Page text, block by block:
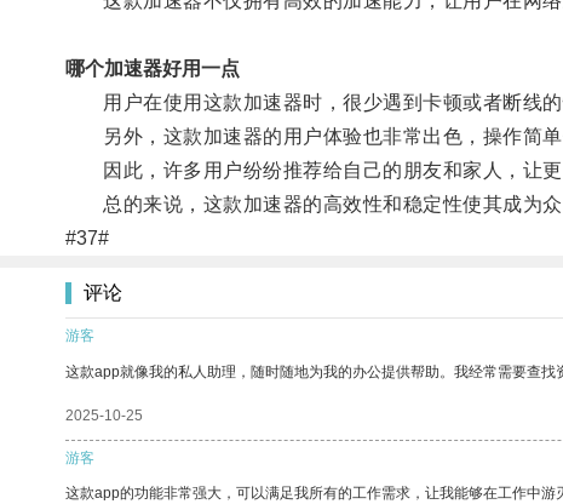
哪个加速器好用一点
用户在使用这款加速器时，很少遇到卡顿或者断线的
另外，这款加速器的用户体验也非常出色，操作简单
因此，许多用户纷纷推荐给自己的朋友和家人，让更
总的来说，这款加速器的高效性和稳定性使其成为众
#37#
评论
游客
这款app就像我的私人助理，随时随地为我的办公提供帮助。我经常需要查
2025-10-25
游客
这款app的功能非常强大，可以满足我所有的工作需求，让我能够在工作中游